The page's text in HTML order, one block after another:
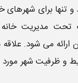
برای شهرهای
تحت مدیریت
ارائه می شود.
و ظرفیت شهر مورد